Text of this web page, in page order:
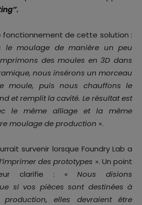
fonctionnement de cette solution :
le moulage de manière un peu
des moules en 3D dans
nous insérons un morceau
moule, puis nous chauffons le
et remplit la cavité. Le résultat est
le même alliage et la même
moulage de production ».
survenir lorsque Foundry Lab a
des prototypes ». Un point
clarifie : «Nous disions
si vos pièces sont destinées à
elles devraient être